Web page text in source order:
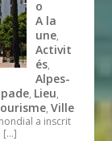
o
A la
une,
Activit
és,
Alpes-
, Lieu,
,Ville
a inscrit
[…]